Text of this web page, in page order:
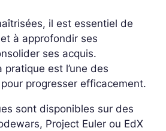
il est essentiel de
à approfondir ses
ses acquis.
pratique est l’une des
progresser efficacement.
sont disponibles sur des
Project Euler ou EdX